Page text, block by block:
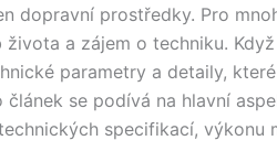
dopravní prostředky. Pro
života a zájem o techniku.
parametry a detaily,
článek se podívá na hlavní
specifikací, výkonu